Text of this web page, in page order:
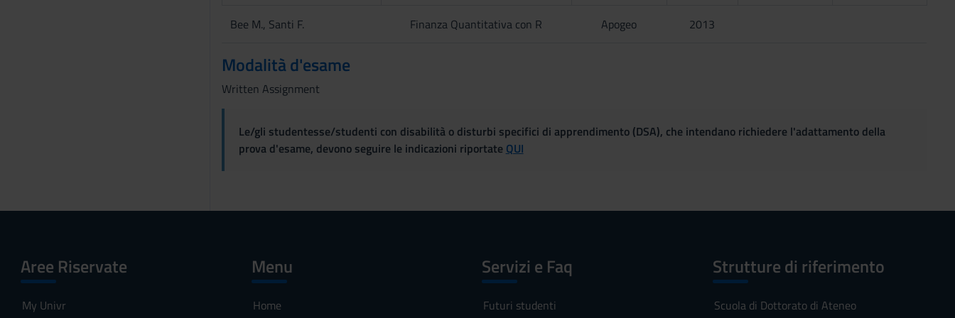
Bee M., Santi F. Finanza Quantitativa con R Apogeo 2013
Modalità d'esame
Written Assignment
Le/gli studentesse/studenti con disabilità o disturbi specifici di apprendimento (DSA), che intendano richiedere l'adattamento della
prova d'esame, devono seguire le indicazioni riportate QUI
Aree Riservate
My Univr
Menu
Home
Servizi e Faq
Futuri studenti
Strutture di riferimento
Scuola di Dottorato di Ateneo